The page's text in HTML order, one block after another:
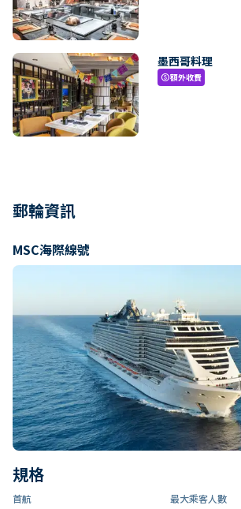
墨西哥料理
paid額外收費
郵輪資訊
MSC海際線號
規格
首航 最大乘客人數